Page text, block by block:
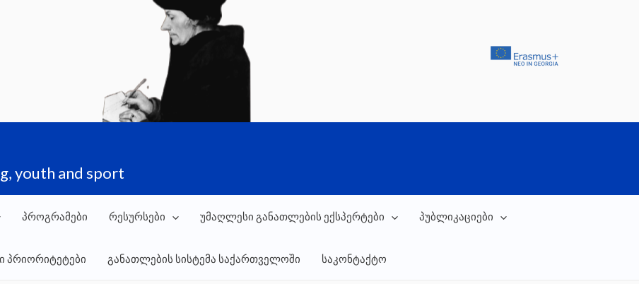
youth and sport
პროგრამები რესურსები უმაღლესი განათლების ექსპერტები პუბლიკაციები
პრიორიტეტები განათლების სისტემა საქართველოში საკონტაქტო